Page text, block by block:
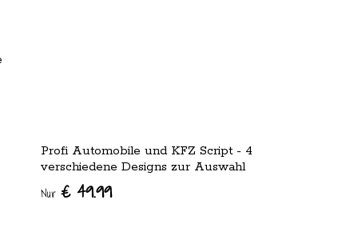
Profi Automobile und KFZ Script - 4
verschiedene Designs zur Auswahl
Nur € 49.99